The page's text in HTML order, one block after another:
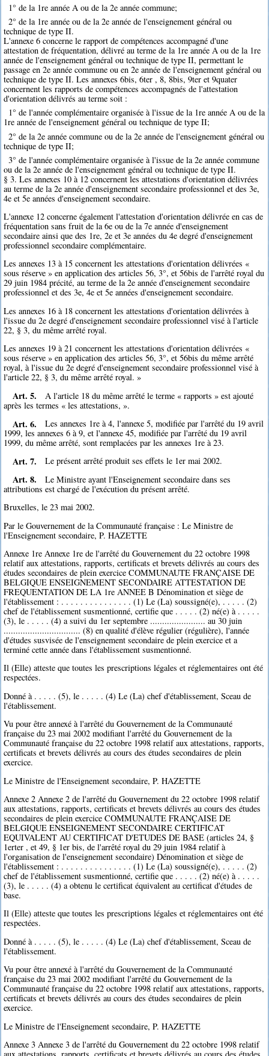
1° de la 1re année A ou de la 2e année commune;
2° de la 1re année ou de la 2e année de l'enseignement général ou
technique de type II.
L'annexe 6 concerne le rapport de compétences accompagné d'une
attestation de fréquentation, délivré au terme de la 1re année A ou de la 1re
année de l'enseignement général ou technique de type II, permettant le
passage en 2e année commune ou en 2e année de l'enseignement général ou
technique de type II. Les annexes 6bis, 6ter , 8, 8bis, 9ter et 9quater
concernent les rapports de compétences accompagnés de l'attestation
d'orientation délivrés au terme soit :
1° de l'année complémentaire organisée à l'issue de la 1re année A ou de la
1re année de l'enseignement général ou technique de type II;
2° de la 2e année commune ou de la 2e année de l'enseignement général ou
technique de type II;
3° de l'année complémentaire organisée à l'issue de la 2e année commune
ou de la 2e année de l'enseignement général ou technique de type II.
§ 3. Les annexes 10 à 12 concernent les attestations d'orientation délivrées
au terme de la 2e année d'enseignement secondaire professionnel et des 3e,
4e et 5e années d'enseignement secondaire.
L'annexe 12 concerne également l'attestation d'orientation délivrée en cas de
fréquentation sans fruit de la 6e ou de la 7e année d'enseignement
secondaire ainsi que des 1re, 2e et 3e années du 4e degré d'enseignement
professionnel secondaire complémentaire.
Les annexes 13 à 15 concernent les attestations d'orientation délivrées «
sous réserve » en application des articles 56, 3°, et 56bis de l'arrêté royal du
29 juin 1984 précité, au terme de la 2e année d'enseignement secondaire
professionnel et des 3e, 4e et 5e années d'enseignement secondaire.
Les annexes 16 à 18 concernent les attestations d'orientation délivrées à
l'issue du 2e degré d'enseignement secondaire professionnel visé à l'article
22, § 3, du même arrêté royal.
Les annexes 19 à 21 concernent les attestations d'orientation délivrées «
sous réserve » en application des articles 56, 3°, et 56bis du même arrêté
royal, à l'issue du 2e degré d'enseignement secondaire professionnel visé à
l'article 22, § 3, du même arrêté royal. »
Art. 5.
A l'article 18 du même arrêté le terme « rapports » est ajouté
après les termes « les attestations, ».
Art. 6.
Les annexes 1re à 4, l'annexe 5, modifiée par l'arrêté du 19 avril
1999, les annexes 6 à 9, et l'annexe 45, modifiée par l'arrêté du 19 avril
1999, du même arrêté, sont remplacées par les annexes 1re à 23.
Art. 7. Le présent arrêté produit ses effets le 1er mai 2002.
Art. 8.
Le Ministre ayant l'Enseignement secondaire dans ses
attributions est chargé de l'exécution du présent arrêté.
Bruxelles, le 23 mai 2002.
Par le Gouvernement de la Communauté française : Le Ministre de
l'Enseignement secondaire, P. HAZETTE
Annexe 1re Annexe 1re de l'arrêté du Gouvernement du 22 octobre 1998
relatif aux attestations, rapports, certificats et brevets délivrés au cours des
études secondaires de plein exercice COMMUNAUTE FRANÇAISE DE
BELGIQUE ENSEIGNEMENT SECONDAIRE ATTESTATION DE
FREQUENTATION DE LA 1re ANNEE B Dénomination et siège de
l'établissement : . . . . . . . . . . . . . . . (1) Le (La) soussigné(e), . . . . . (2)
chef de l'établissement susmentionné, certifie que . . . . . (2) né(e) à . . . . .
(3), le . . . . . (4) a suivi du 1er septembre ....................... au 30 juin
................................ (8) en qualité d'élève régulier (régulière), l'année
d'études susvisée de l'enseignement secondaire de plein exercice et a
terminé cette année dans l'établissement susmentionné.
Il (Elle) atteste que toutes les prescriptions légales et réglementaires ont été
respectées.
Donné à . . . . . (5), le . . . . . (4) Le (La) chef d'établissement, Sceau de
l'établissement.
Vu pour être annexé à l'arrêté du Gouvernement de la Communauté
française du 23 mai 2002 modifiant l'arrêté du Gouvernement de la
Communauté française du 22 octobre 1998 relatif aux attestations, rapports,
certificats et brevets délivrés au cours des études secondaires de plein
exercice.
Le Ministre de l'Enseignement secondaire, P. HAZETTE
Annexe 2 Annexe 2 de l'arrêté du Gouvernement du 22 octobre 1998 relatif
aux attestations, rapports, certificats et brevets délivrés au cours des études
secondaires de plein exercice COMMUNAUTE FRANÇAISE DE
BELGIQUE ENSEIGNEMENT SECONDAIRE CERTIFICAT
EQUIVALENT AU CERTIFICAT D'ETUDES DE BASE (articles 24, §
1erter , et 49, § 1er bis, de l'arrêté royal du 29 juin 1984 relatif à
l'organisation de l'enseignement secondaire) Dénomination et siège de
l'établissement : . . . . . . . . . . . . . . . (1) Le (La) soussigné(e), . . . . . (2)
chef de l'établissement susmentionné, certifie que . . . . . (2) né(e) à . . . . .
(3), le . . . . . (4) a obtenu le certificat équivalent au certificat d'études de
base.
Il (Elle) atteste que toutes les prescriptions légales et réglementaires ont été
respectées.
Donné à . . . . . (5), le . . . . . (4) Le (La) chef d'établissement, Sceau de
l'établissement.
Vu pour être annexé à l'arrêté du Gouvernement de la Communauté
française du 23 mai 2002 modifiant l'arrêté du Gouvernement de la
Communauté française du 22 octobre 1998 relatif aux attestations, rapports,
certificats et brevets délivrés au cours des études secondaires de plein
exercice.
Le Ministre de l'Enseignement secondaire, P. HAZETTE
Annexe 3 Annexe 3 de l'arrêté du Gouvernement du 22 octobre 1998 relatif